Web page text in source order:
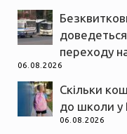
переходу
06.08.2026
Скільки
до школи у
06.08.2026